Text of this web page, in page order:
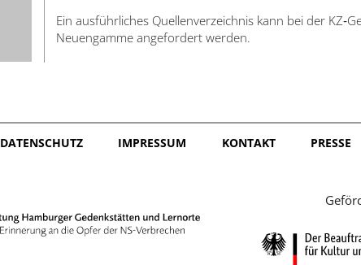
Ein ausführliches Quellenverzeichnis kann bei der
Neuengamme angefordert werden.
DATENSCHUTZ IMPRESSUM KONTAKT PRESSE